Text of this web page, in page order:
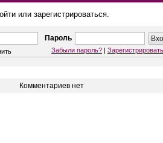
или зарегистрироваться.
Пароль
Забыли пароль? |
Комментариев нет